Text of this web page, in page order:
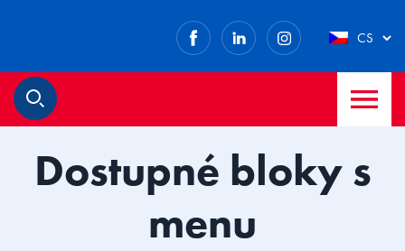
Facebook
LinkedInInstagram
CS
Dostupné bloky s
menu